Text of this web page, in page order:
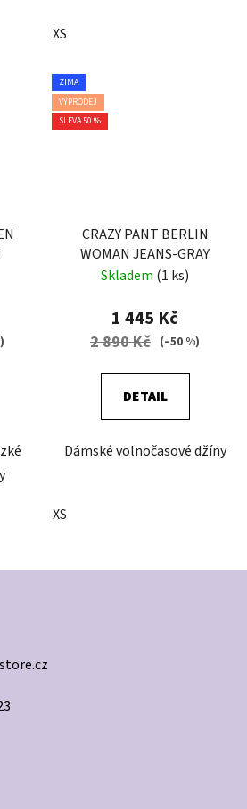
XS
ZIMA
VÝPRODEJ
SLEVA 50 %
CRAZY PANT BERLIN
WOMAN JEANS-GRAY
Skladem (1 ks)
1 445 Kč
2 890 Kč (–50 %)
DETAIL
Dámské volnočasové džíny
XS